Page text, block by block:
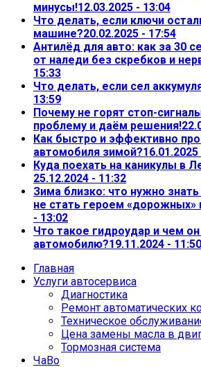
минусы!12.03.2025 - 13:04
Что делать, если ключи
машине?20.02.2025 - 17:54
Антилёд для авто: как за 30
от наледи без скребков и
15:33
Что делать, если сел
13:59
Почему не горят стоп-
проблему и даём решения!
Как быстро и эффективно
автомобиля зимой?
Куда поехать на каникулы в
25.12.2024 - 11:32
Зима близко: что нужно
не стать героем «дорожных»
- 13:02
Что такое гидроудар и чем
автомобилю?19.11.2024 - 11:50
Главная
Услуги автосервиса
Диагностика
Ремонт автоматических
Техническое
Цена замены масла в
Тормозная система
ЧаВо